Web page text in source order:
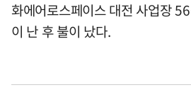
화에어로스페이스 대전 사업장
이 난 후 불이 났다.